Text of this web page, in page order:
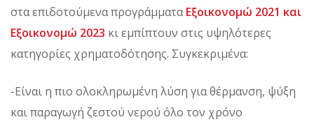
στα επιδοτούμενα προγράμματαΕξοικονομώ 2021 και
Εξοικονομώ 2023 κι εμπίπτουν στις υψηλότερες
κατηγορίες χρηματοδότησης. Συγκεκριμένα:
-Είναι η πιο ολοκληρωμένη λύση για θέρμανση, ψύξη
και παραγωγή ζεστού νερού όλο τον χρόνο